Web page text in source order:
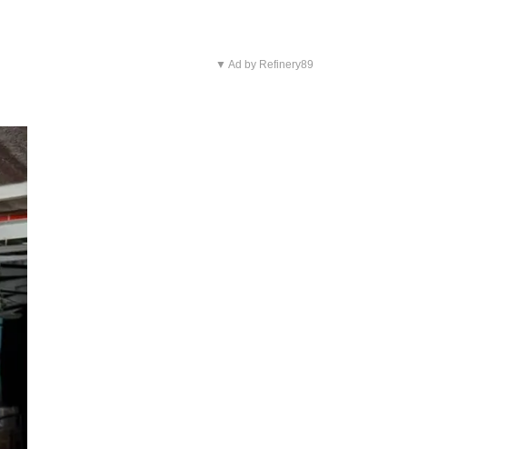
▼ Ad by Refinery89